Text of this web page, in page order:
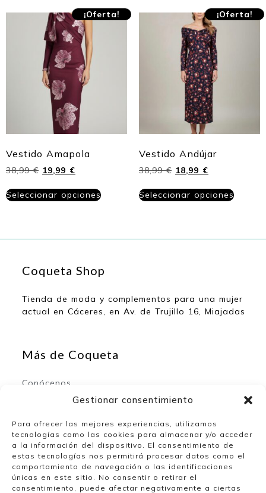
Gestionar consentimiento
Para ofrecer las mejores experiencias, utilizamos
tecnologías como las cookies para almacenar y/o acceder
a la información del dispositivo. El consentimiento de
estas tecnologías nos permitirá procesar datos como el
comportamiento de navegación o las identificaciones
únicas en este sitio. No consentir o retirar el
consentimiento, puede afectar negativamente a ciertas
¡Oferta!
Vestido Amapola
38,99€ 19,99 €
Seleccionar opciones
¡Oferta!
Vestido Andújar
38,99€ 18,99 €
Seleccionar opciones
Coqueta Shop
Tienda de moda y complementos para una mujer
actual en Cáceres, en Av. de Trujillo 16, Miajadas
Más de Coqueta
Conócenos
Mi espacio
Mi cuenta
Lista de deseos